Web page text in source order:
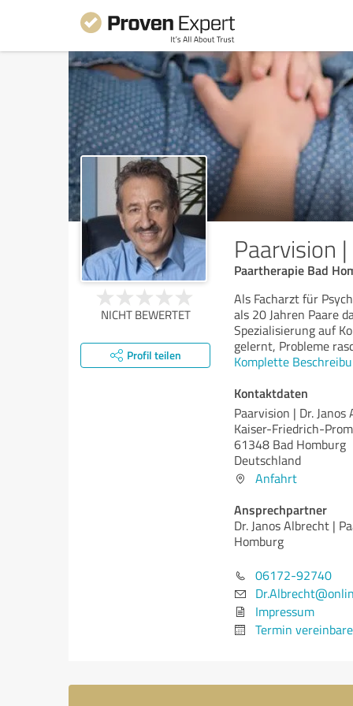
Paarvision
Paartherapie Bad
NICHT BEWERTET
Profil teilen
Als Facharzt für
als 20 Jahren Paare
Spezialisierung auf
gelernt, Probleme
Komplette
Kontaktdaten
Paarvision | Dr. Janos
Kaiser-Friedrich-
61348 Bad Homburg
Deutschland
Anfahrt
Ansprechpartner
Dr. Janos Albrecht |
Homburg
06172-92740
Impressum
Termin